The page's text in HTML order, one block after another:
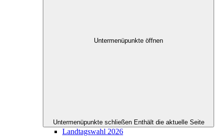
Untermenüpunkte öffnen
Untermenüpunkte schließen Enthält die aktuelle Seite
Landtagswahl 2026